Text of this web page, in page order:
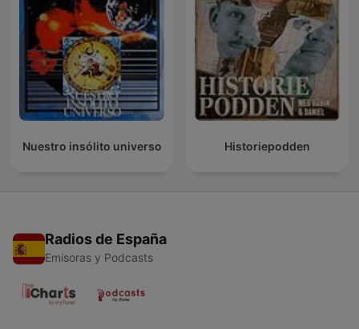
Nuestro insólito universo Historiepodden
Radios de España
Emisoras y Podcasts